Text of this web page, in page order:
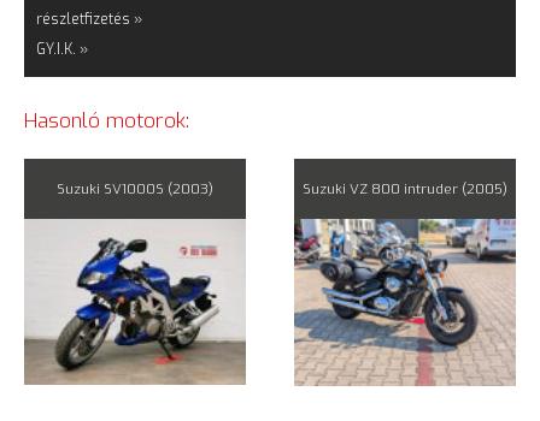
részletfizetés »
GY.I.K. »
Hasonló motorok:
Suzuki SV1000S (2003) Suzuki VZ 800 intruder (2005)